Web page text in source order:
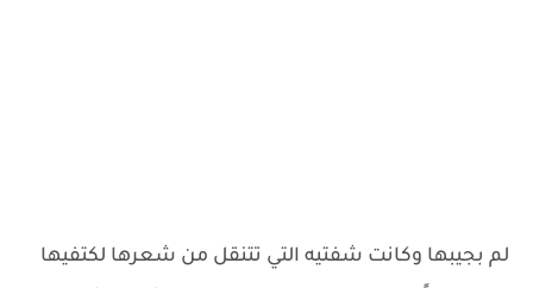
لم بجيبها وكانت شفتيه التي تتنقل من شعرها لكتفيها